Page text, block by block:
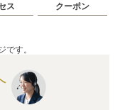
ス クーポン
す。